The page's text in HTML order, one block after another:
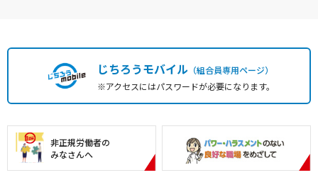
じちろうモバイル（組合員専用ページ）
※アクセスにはパスワードが必要になります。
非正規労働者の
みなさんへ